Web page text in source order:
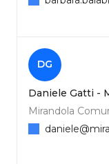
DG
Daniele Gatti -
Mirandola